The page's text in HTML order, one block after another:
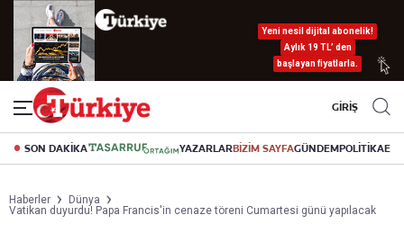
Yeni nesil dijital abonelik!
Aylık 19 TL’ den
başlayan fiyatlarla.
GİRİŞ
SON DAKİKA YAZARLARBİZİM SAYFAGÜNDEMPOLİTİKA
Haberler
Dünya
Vatikan duyurdu! Papa Francis'in cenaze töreni Cumartesi günü yapılacak